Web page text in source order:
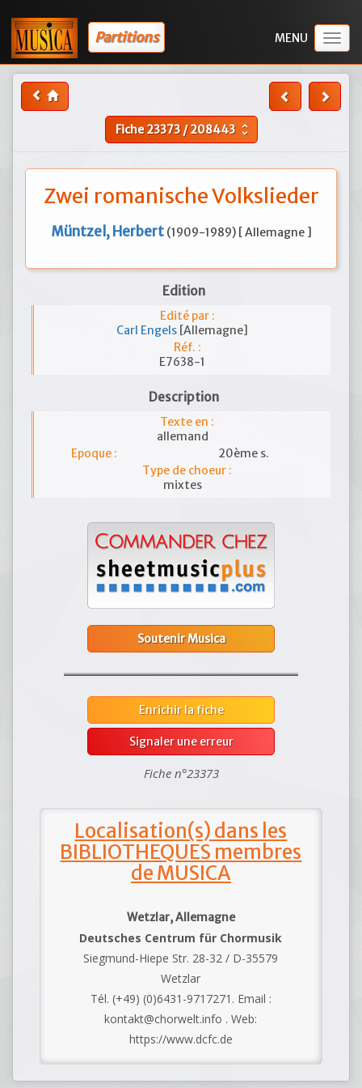
Partitions
Fiche23373/208443 unfold_more
Zwei romanische Volkslieder
Müntzel, Herbert (1909-1989) [ Allemagne ]
Edition
Edité par :
Carl Engels [Allemagne]
Réf. :
E7638-1
Description
Texte en :
allemand
Epoque :
20ème s.
Type de choeur :
mixtes
Soutenir Musica
Enrichir la fiche
Signaler une erreur
Fiche n°23373
Localisation(s) dans les
BIBLIOTHEQUES membres
de MUSICA
Wetzlar, Allemagne
Deutsches Centrum für Chormusik
Siegmund-Hiepe Str. 28-32 / D-35579
Wetzlar
Tél. (+49) (0)6431-9717271. Email :
kontakt@chorwelt.info . Web:
https://www.dcfc.de